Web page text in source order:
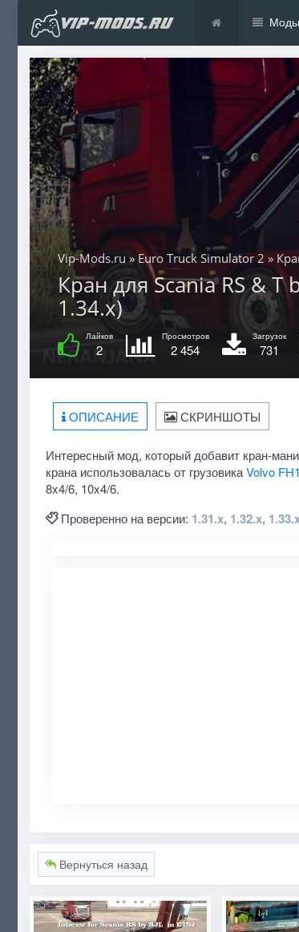
Моды
Vip-Mods.ru » Euro Truck Simulator 2 »
Кран для Scania RS & T
1.34.x)
Лайков
2
Просмотров
2 454
Загрузок
731
ОПИСАНИЕ СКРИНШОТЫ
Интересный мод, который добавит кран-
крана использовалась от грузовикаVolvo
8x4/6, 10x4/6.
Проверенно на версии: 1.31.x, 1.32.x,
Вернуться назад